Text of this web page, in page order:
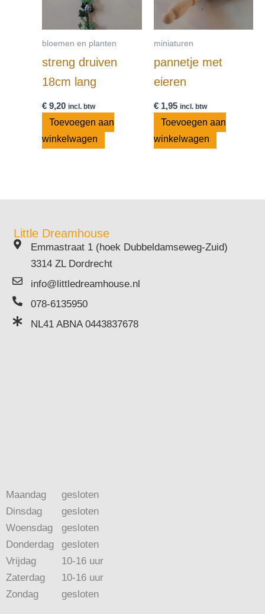
bloemen en planten
streng druiven
18cm lang
€ 9,20 incl. btw
Toevoegen aan
winkelwagen
miniaturen
pannetje met
eieren
€1,95 incl. btw
Toevoegen aan
winkelwagen
Little Dreamhouse
Emmastraat 1 (hoek Dubbeldamseweg-Zuid)
3314 ZL Dordrecht
info@littledreamhouse.nl
078-6135950
NL41 ABNA 0443837678
Maandag
Dinsdag
Woensdag
Donderdag
Vrijdag
Zaterdag
Zondag
gesloten
gesloten
gesloten
gesloten
10-16 uur
10-16 uur
gesloten